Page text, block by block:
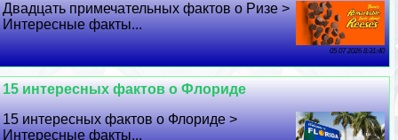
Двадцать примечательных фактов о Ризе >
Интересные факты...
05 07 2026 8:31:40
15 интересных фактов о Флориде
15 интересных фактов о Флориде >
Интересные факты...